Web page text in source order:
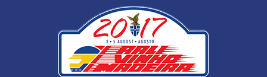
Passar para o conteúdo principal